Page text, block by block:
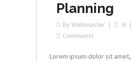
Planning
By Webmaster
In
Comments
Lorem ipsum dolor sit amet,